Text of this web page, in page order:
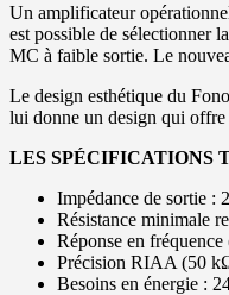
Un amplificateur
est possible de sélectionner
MC à faible sortie. Le
Le design esthétique du
lui donne un design qui offre
LES SPÉCIFICATIONS
Impédance de sortie :
Résistance minimale
Réponse en
Précision RIAA (50
Besoins en énergie :